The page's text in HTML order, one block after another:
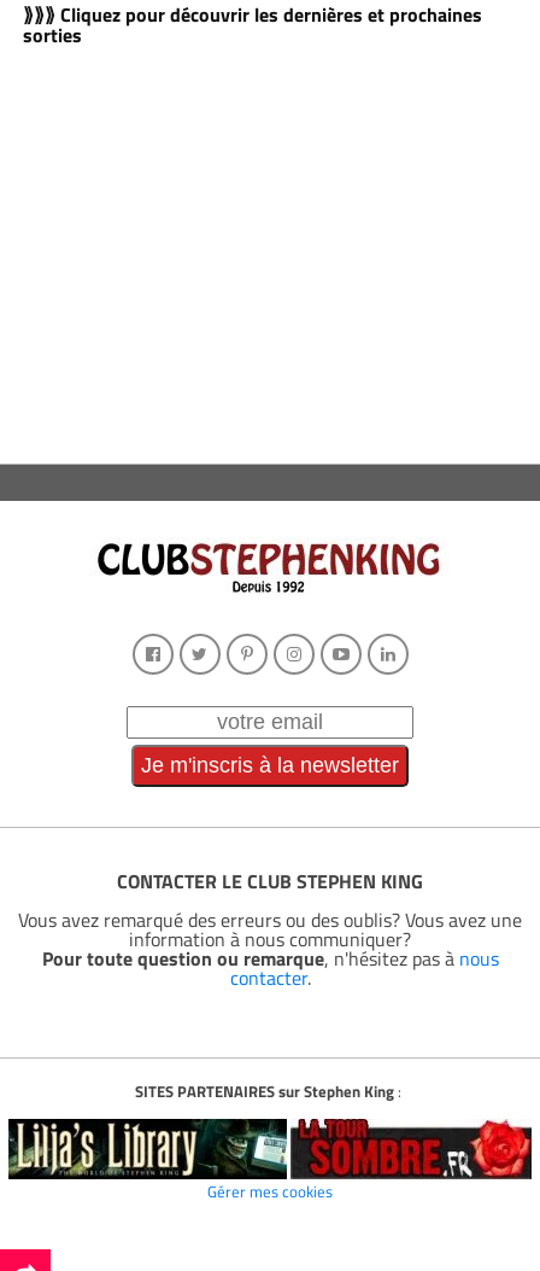
⟫⟫⟫ Cliquez pour découvrir les dernières et prochaines
sorties
CONTACTER LE CLUB STEPHEN KING
Vous avez remarqué des erreurs ou des oublis? Vous avez une
information à nous communiquer?
Pour toute question ou remarque, n'hésitez pas à nous
contacter.
SITES PARTENAIRES sur Stephen King:
Gérer mes cookies